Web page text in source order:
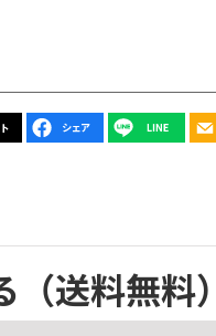
（送料無料）